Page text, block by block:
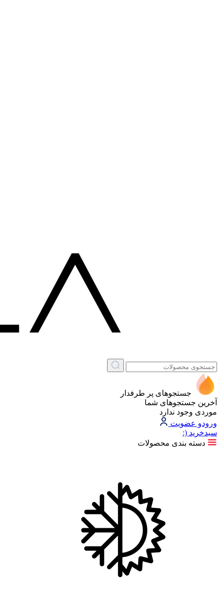
جستجوهای پر طرفدار
آخرین جستجوهای شما
موردی وجود ندارد
ورودو عضویت
سبد‌خرید (:
دسته بندی محصولات